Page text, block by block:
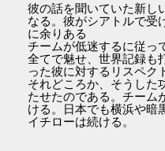
彼の話を聞いていた新し
なる。彼がシアトルで受
に余りある
チームが低迷するに従っ
全てで魅せ、世界記録も
った彼に対するリスペク
それどころか、そうした
たせたのである。チーム
ける。日本でも横浜や暗
イチローは続ける。